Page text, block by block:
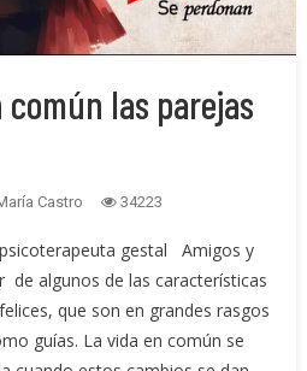
común las parejas
Castro 34223
gestal Amigos y
de algunos de las características
que son en grandes rasgos
guías. La vida en común se